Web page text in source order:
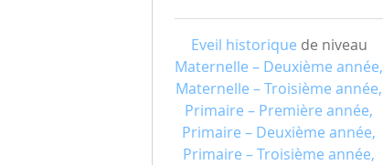
Eveil historique de niveau
Maternelle – Deuxième année,
Maternelle – Troisième année,
Primaire – Première année,
Primaire – Deuxième année,
Primaire – Troisième année,